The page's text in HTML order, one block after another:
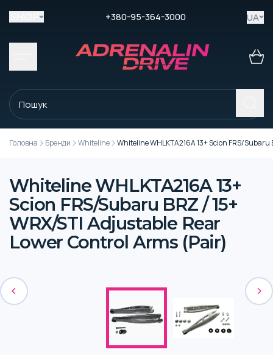
+380-95-364-3000 UA
Головна Бренди Whiteline Whiteline WHLKTA216A 13+ Scion FRS/
Whiteline WHLKTA216A 13+
Scion FRS/Subaru BRZ / 15+
WRX/STI Adjustable Rear
Lower Control Arms (Pair)